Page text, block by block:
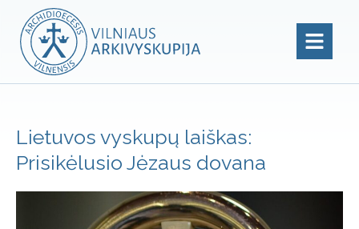
Lietuvos vyskupų laiškas:
Prisikėlusio Jėzaus dovana